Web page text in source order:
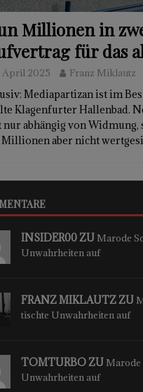
Millionen in
für das
April 2025 Franz Miklautz
Mediapartizan ist im
Klagenfurter Hallenbad.
nur abhängig von
Millionen aber nicht
INSIDER00 ZU Marode
Unwahrheiten auf
FRANZ MIKLAUTZ ZU
tischte Unwahrheiten auf
TOMTURBO ZU Marode
Unwahrheiten auf